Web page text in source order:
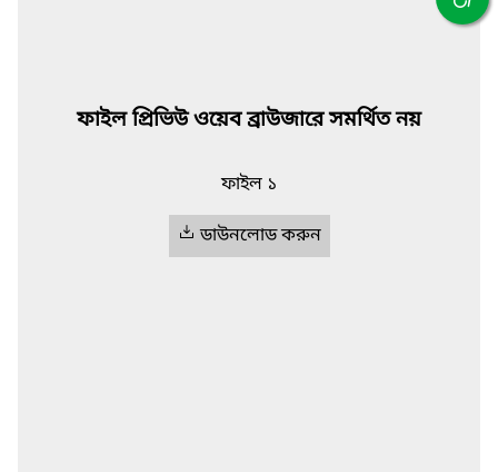
ফাইল প্রিভিউ ওয়েব ব্রাউজারে সমর্থিত নয়
ফাইল ১
ডাউনলোড করুন